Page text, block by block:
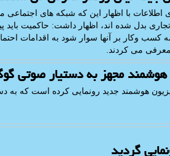
با اظهار این كه شبكه های اجتماعی
بدل شده اند، اظهار داشت: حاكمیت باید
كسب وكار بر آنها سوار شود به اقدامات
می كردند.
هوشمند مجهز به دستیار صوتی
هوشمند جدید رونمایی كرده است كه به